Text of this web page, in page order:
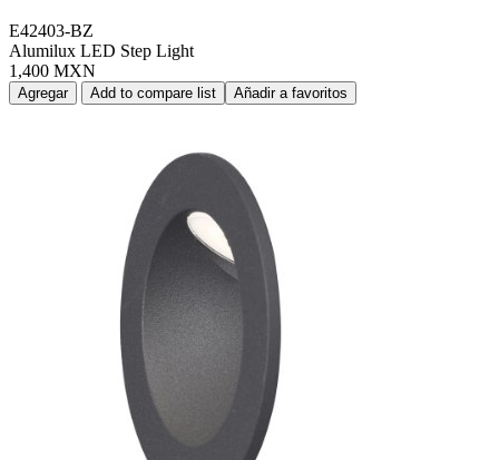
E42403-BZ
Alumilux LED Step Light
1,400 MXN
Agregar Add to compare list Añadir a favoritos